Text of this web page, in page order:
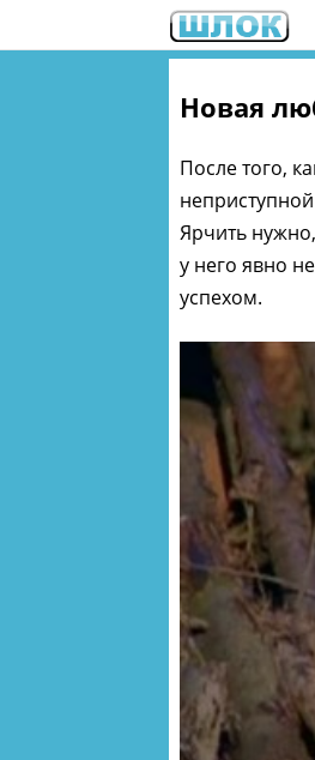
Новая
После того,
Ярчить
у него явно
успехом.